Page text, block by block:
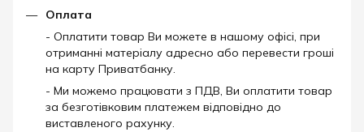
Оплата
- Оплатити товар Ви можете в нашому офісі, при
отриманні матеріалу адресно або перевести гроші
на карту Приватбанку.
- Ми можемо працювати з ПДВ, Ви оплатити товар
за безготівковим платежем відповідно до
виставленого рахунку.